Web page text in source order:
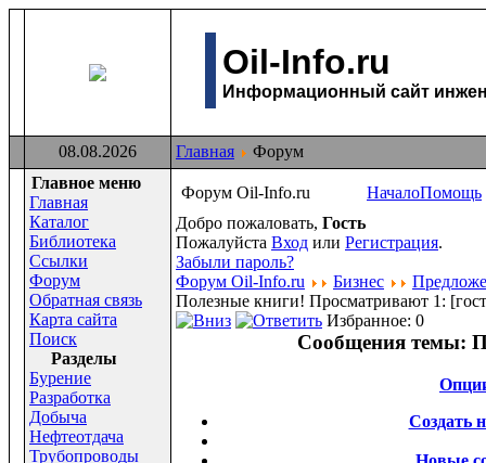
Oil-Info.ru
Информационный сайт
08.08.2026 Главная
Форум
Главное меню
Главная
Каталог
Библиотека
Ссылки
Форум
Обратная связь
Карта сайта
Поиск
Раздeлы
Бурение
Разработка
Добыча
Нефтеотдача
Трубопроводы
Форум Oil-Info.ru НачалоПомощь
Добро пожаловать, Гость
Пожалуйста Вход или Регистрация.
Забыли пароль?
Форум Oil-Info.ru
Бизнес
Полезные книги! Просматривают 1:
Избранное: 0
Сообщения темы:
Создать